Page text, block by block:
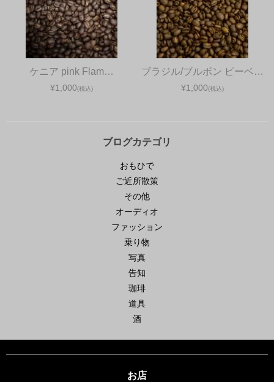
ケニア pink Flam…
¥1,000(税込)
ブラジル/ブルボン ピーベ…
¥1,000(税込)
ブログカテゴリ
おもひで
ご近所散策
その他
オーディオ
ファッション
乗り物
写真
告知
珈琲
道具
酒
お店